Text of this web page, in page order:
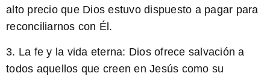
alto precio que Dios estuvo dispuesto a pagar para
reconciliarnos con Él.
3. La fe y la vida eterna: Dios ofrece salvación a
todos aquellos que creen en Jesús como su